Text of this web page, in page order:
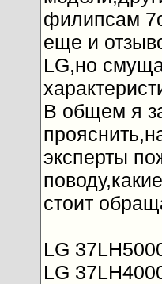
филипсам
еще и
LG,но
В общем я
эксперты
стоит
LG
LG